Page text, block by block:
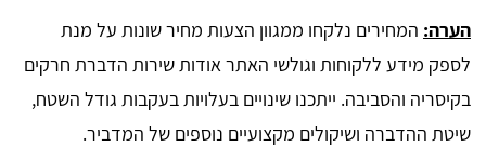
הערה: המחירים נלקחו ממגוון הצעות מחיר שונות על מנת
לספק מידע ללקוחות וגולשי האתר אודות שירות הדברת חרקים
בקיסריה והסביבה. ייתכנו שינויים בעלויות בעקבות גודל השטח,
שיטת ההדברה ושיקולים מקצועיים נוספים של המדביר.